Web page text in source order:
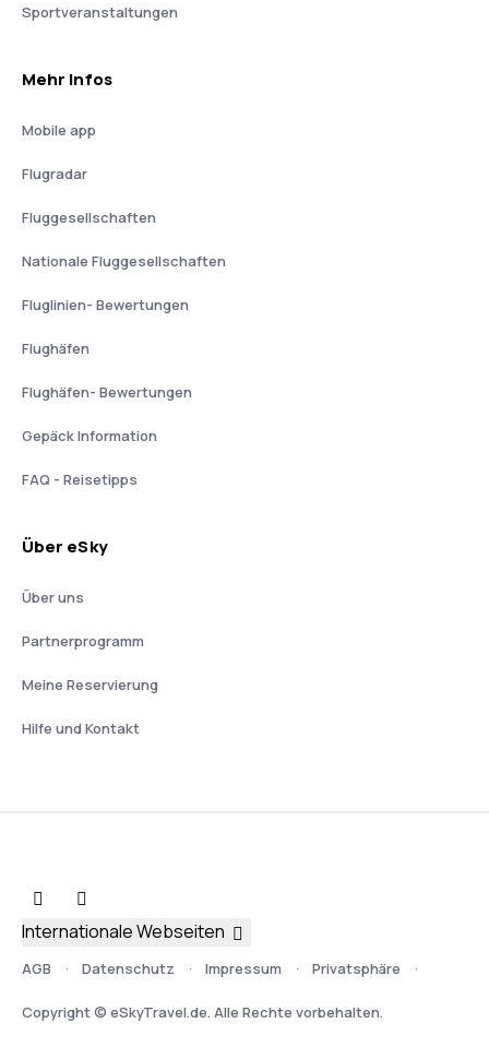
Sportveranstaltungen
Mehr Infos
Mobile app
Flugradar
Fluggesellschaften
Nationale Fluggesellschaften
Fluglinien- Bewertungen
Flughäfen
Flughäfen- Bewertungen
Gepäck Information
FAQ - Reisetipps
Über eSky
Über uns
Partnerprogramm
Meine Reservierung
Hilfe und Kontakt
AGB Datenschutz Impressum Privatsphäre
Copyright © eSkyTravel.de. Alle Rechte vorbehalten.
Internationale Webseiten